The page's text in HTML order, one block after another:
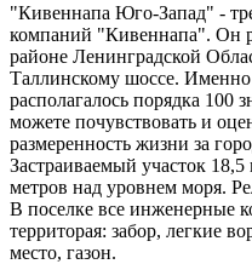
"Кивеннапа Юго-Запад" -
компаний "Кивеннапа". Он
районе Ленинградской
Таллинскому шоссе. Именно
располагалось порядка 100
можете почувствовать и
размеренность жизни за
Застраиваемый участок 18,5
метров над уровнем моря.
В поселке все инженерные
территорая: забор, легкие
место, газон.